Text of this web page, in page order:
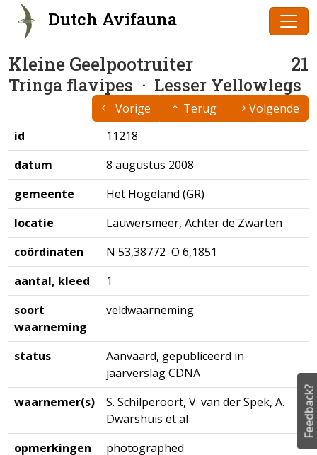
Dutch Avifauna
Kleine Geelpootruiter 21
Tringa flavipes · Lesser Yellowlegs
Vorige Terug
Volgende
id
11218
datum
8 augustus 2008
gemeente
Het Hogeland (GR)
locatie
Lauwersmeer, Achter de Zwarten
coördinaten
N 53,38772 O 6,1851
aantal, kleed
1
soort
waarneming
veldwaarneming
status
Aanvaard, gepubliceerd in
jaarverslag CDNA
waarnemer(s)
S. Schilperoort, V. van der Spek, A.
Dwarshuis et al
opmerkingen
photographed
Feedback?